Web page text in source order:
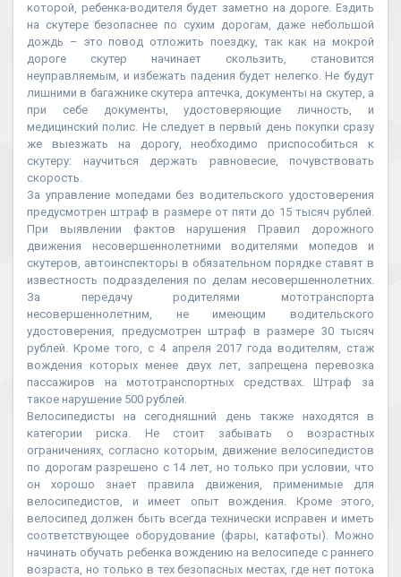
которой, ребенка-водителя будет заметно на дороге. Ездить
на скутере безопаснее по сухим дорогам, даже небольшой
дождь – это повод отложить поездку, так как на мокрой
дороге скутер начинает скользить, становится
неуправляемым, и избежать падения будет нелегко. Не будут
лишними в багажнике скутера аптечка, документы на скутер, а
при себе документы, удостоверяющие личность, и
медицинский полис. Не следует в первый день покупки сразу
же выезжать на дорогу, необходимо приспособиться к
скутеру: научиться держать равновесие, почувствовать
скорость.
За управление мопедами без водительского удостоверения
предусмотрен штраф в размере от пяти до 15 тысяч рублей.
При выявлении фактов нарушения Правил дорожного
движения несовершеннолетними водителями мопедов и
скутеров, автоинспекторы в обязательном порядке ставят в
известность подразделения по делам несовершеннолетних.
За передачу родителями мототранспорта
несовершеннолетним, не имеющим водительского
удостоверения, предусмотрен штраф в размере 30 тысяч
рублей. Кроме того, с 4 апреля 2017 года водителям, стаж
вождения которых менее двух лет, запрещена перевозка
пассажиров на мототранспортных средствах. Штраф за
такое нарушение 500 рублей.
Велосипедисты на сегодняшний день также находятся в
категории риска. Не стоит забывать о возрастных
ограничениях, согласно которым, движение велосипедистов
по дорогам разрешено с 14 лет, но только при условии, что
он хорошо знает правила движения, применимые для
велосипедистов, и имеет опыт вождения. Кроме этого,
велосипед должен быть всегда технически исправен и иметь
соответствующее оборудование (фары, катафоты). Можно
начинать обучать ребенка вождению на велосипеде с раннего
возраста, но только в тех безопасных местах, где нет потока